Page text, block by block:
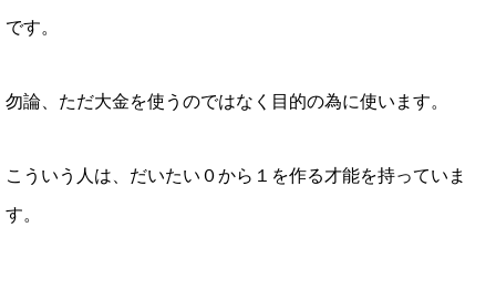
です。
勿論、ただ大金を使うのではなく目的の為に使います。
こういう人は、だいたい０から１を作る才能を持っていま
す。